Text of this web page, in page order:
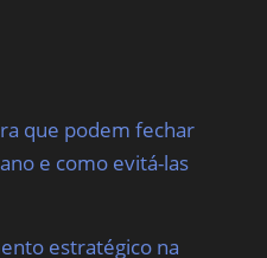
que podem fechar
e como evitá-las
estratégico na